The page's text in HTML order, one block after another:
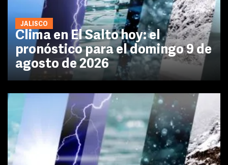
JALISCO
Clima en El Salto hoy: el
pronóstico para el domingo 9 de
agosto de 2026